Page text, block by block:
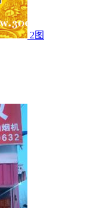
2图